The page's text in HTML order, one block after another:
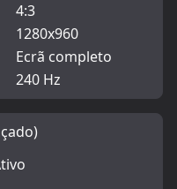
4:3
1280x960
Ecrã completo
240 Hz